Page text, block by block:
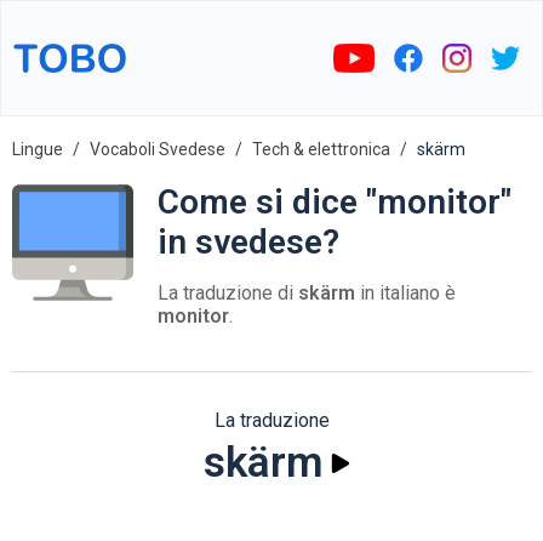
Lingue Vocaboli Svedese Tech & elettronica skärm
Come si dice "monitor"
in svedese?
La traduzione di skärm in italiano è
monitor.
La traduzione
skärm